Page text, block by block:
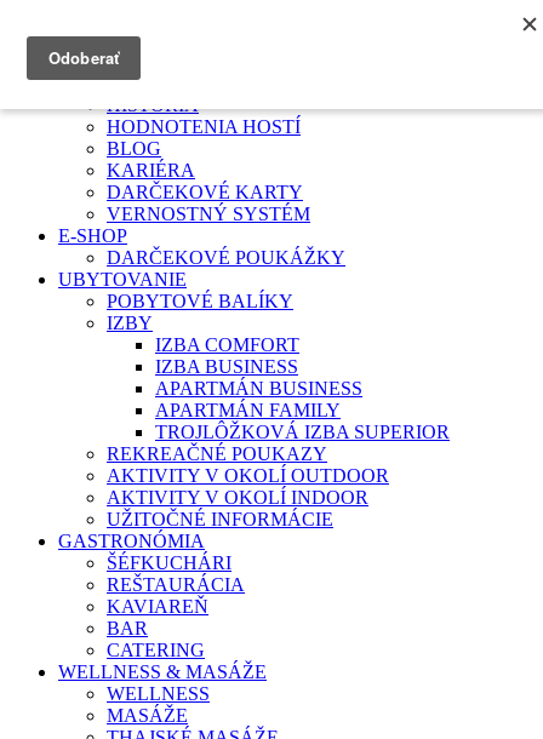
HOTEL TURIEC
PODUJATIA
HISTÓRIA
HODNOTENIA HOSTÍ
BLOG
KARIÉRA
DARČEKOVÉ KARTY
VERNOSTNÝ SYSTÉM
E-SHOP
DARČEKOVÉ POUKÁŽKY
UBYTOVANIE
POBYTOVÉ BALÍKY
IZBY
IZBA COMFORT
IZBA BUSINESS
APARTMÁN BUSINESS
APARTMÁN FAMILY
TROJLÔŽKOVÁ IZBA SUPERIOR
REKREAČNÉ POUKAZY
AKTIVITY V OKOLÍ OUTDOOR
AKTIVITY V OKOLÍ INDOOR
UŽITOČNÉ INFORMÁCIE
GASTRONÓMIA
ŠÉFKUCHÁRI
REŠTAURÁCIA
KAVIAREŇ
BAR
CATERING
WELLNESS & MASÁŽE
WELLNESS
MASÁŽE